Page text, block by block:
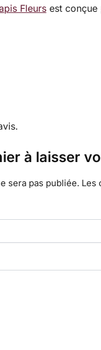
Fleursest conçue
à laisser
sera pas publiée. Les